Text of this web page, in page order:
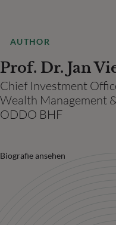
AUTHOR
Prof. Dr. Jan
Chief Investment
Wealth Management
ODDO BHF
Biografie ansehen